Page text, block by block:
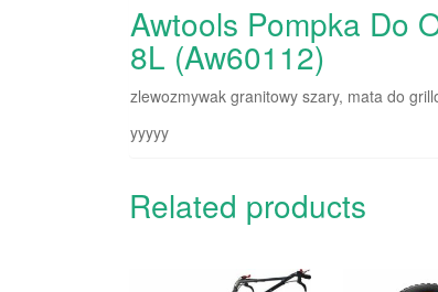
Awtools Pompka Do
8L (Aw60112)
zlewozmywak granitowy szary, mata do
yyyyy
Related products